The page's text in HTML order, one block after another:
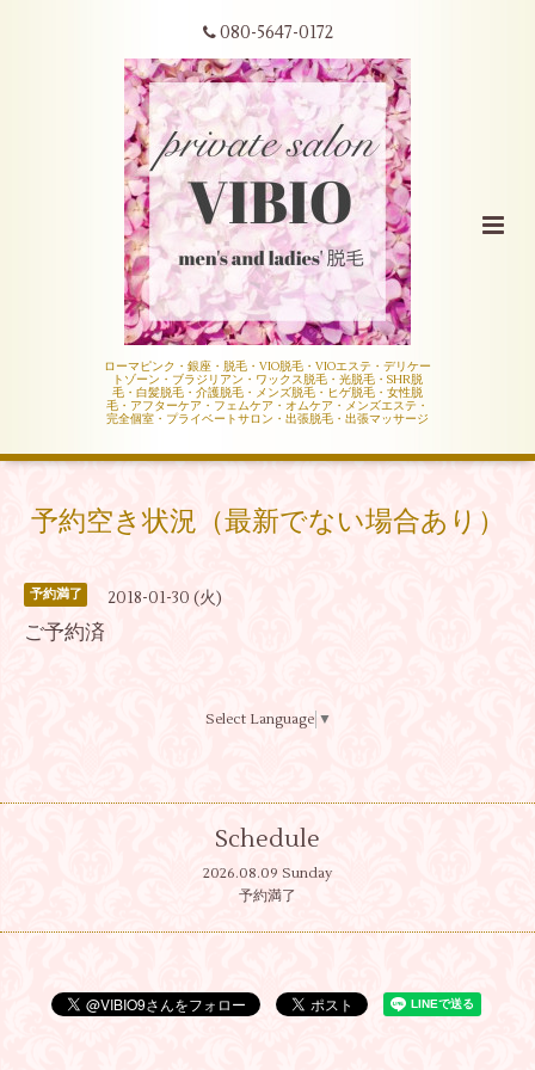
080-5647-0172
ローマピンク・銀座・脱毛・VIO脱毛・VIOエステ・デリケー
トゾーン・ブラジリアン・ワックス脱毛・光脱毛・SHR脱
毛・白髪脱毛・介護脱毛・メンズ脱毛・ヒゲ脱毛・女性脱
毛・アフターケア・フェムケア・オムケア・メンズエステ・
完全個室・プライベートサロン・出張脱毛・出張マッサージ
予約空き状況（最新でない場合あり）
予約満了 2018-01-30 (火)
ご予約済
Select Language ▼
Schedule
2026.08.09 Sunday
予約満了